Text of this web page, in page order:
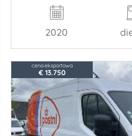
2020
cena eksportowa
€ 13.750